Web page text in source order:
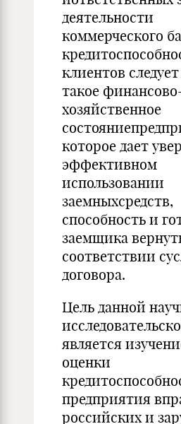
деятельности
коммерческого
клиентов
такое
хозяйственное
которое дает
эффективном
использовании
заемныхсредств,
способность и
заемщика
соответствии
договора.
Цель данной
является
оценки
предприятия
российских и